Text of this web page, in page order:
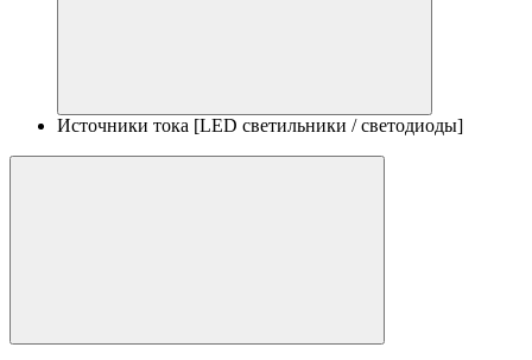
Источники тока [LED светильники / светодиоды]